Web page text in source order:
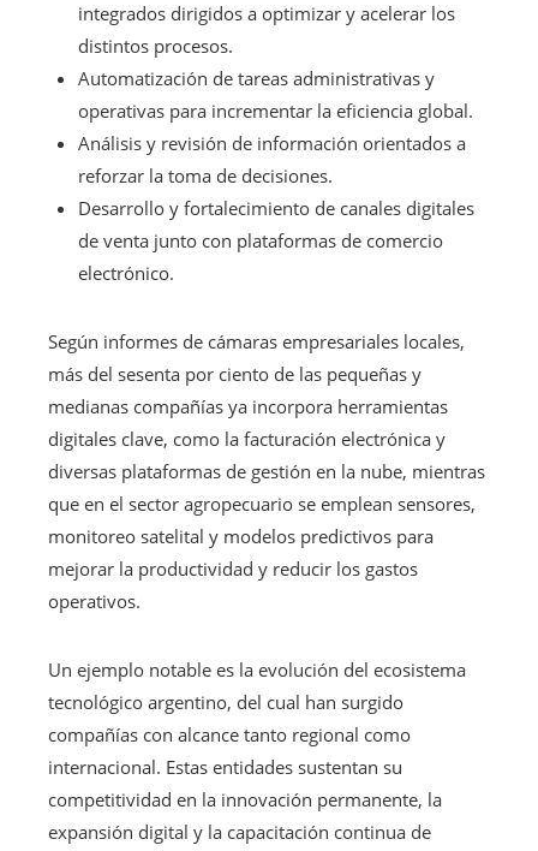
integrados dirigidos a optimizar y acelerar los
distintos procesos.
Automatización de tareas administrativas y
operativas para incrementar la eficiencia global.
Análisis y revisión de información orientados a
reforzar la toma de decisiones.
Desarrollo y fortalecimiento de canales digitales
de venta junto con plataformas de comercio
electrónico.
Según informes de cámaras empresariales locales,
más del sesenta por ciento de las pequeñas y
medianas compañías ya incorpora herramientas
digitales clave, como la facturación electrónica y
diversas plataformas de gestión en la nube, mientras
que en el sector agropecuario se emplean sensores,
monitoreo satelital y modelos predictivos para
mejorar la productividad y reducir los gastos
operativos.
Un ejemplo notable es la evolución del ecosistema
tecnológico argentino, del cual han surgido
compañías con alcance tanto regional como
internacional. Estas entidades sustentan su
competitividad en la innovación permanente, la
expansión digital y la capacitación continua de